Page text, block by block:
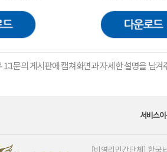
1:1문의 게시판에 캡쳐화면과 자세한 설명을 남
서비스
[비영리민간단체] 한